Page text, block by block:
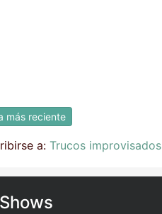
más reciente
a: Trucos improvisados
Shows